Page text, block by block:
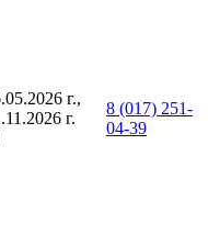
г.,
г.
8 (017) 251-
04-39